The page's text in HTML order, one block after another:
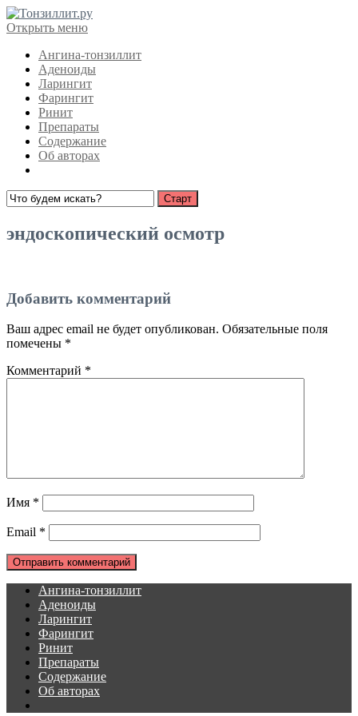
Открыть меню
Ангина-тонзиллит
Аденоиды
Ларингит
Фарингит
Ринит
Препараты
Содержание
Об авторах
эндоскопический осмотр
Добавить комментарий
Ваш адрес email не будет опубликован. Обязательные поля
помечены *
Комментарий *
Имя *
Email *
Ангина-тонзиллит
Аденоиды
Ларингит
Фарингит
Ринит
Препараты
Содержание
Об авторах